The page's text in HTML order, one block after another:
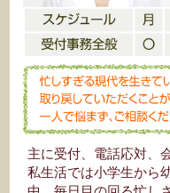
主に受付、電話応対、
私生活では小学生から